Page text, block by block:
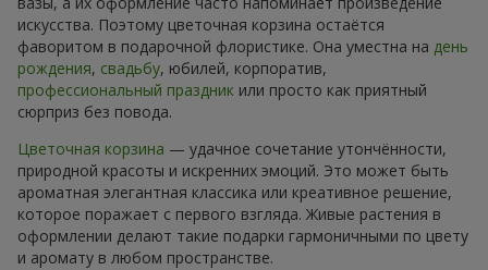
искусства. Поэтому цветочная корзина остаётся
фаворитом в подарочной флористике. Она уместна на день
рождения, свадьбу, юбилей, корпоратив,
профессиональный праздник или просто как приятный
сюрприз без повода.
Цветочная корзина — удачное сочетание утончённости,
природной красоты и искренних эмоций. Это может быть
ароматная элегантная классика или креативное решение,
которое поражает с первого взгляда. Живые растения в
оформлении делают такие подарки гармоничными по цвету
и аромату в любом пространстве.